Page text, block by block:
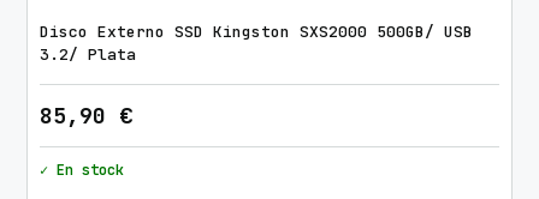
Disco Externo SSD Kingston SXS2000 500GB/ USB
3.2/ Plata
85,90 €
✓ En stock